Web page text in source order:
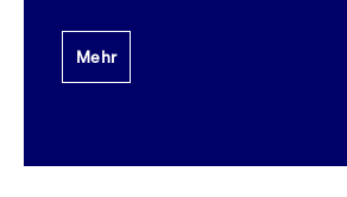
Mehr
Domain